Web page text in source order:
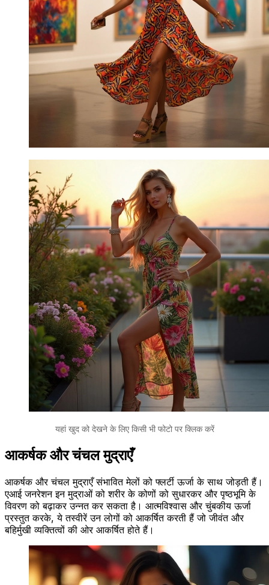
यहां खुद को देखने के लिए किसी भी फोटो पर क्लिक करें
आकर्षक और चंचल मुद्राएँ
आकर्षक और चंचल मुद्राएँ संभावित मेलों को फ्लर्टी ऊर्जा के साथ जोड़ती हैं।
एआई जनरेशन इन मुद्राओं को शरीर के कोणों को सुधारकर और पृष्ठभूमि के
विवरण को बढ़ाकर उन्नत कर सकता है। आत्मविश्वास और चुंबकीय ऊर्जा
प्रस्तुत करके, ये तस्वीरें उन लोगों को आकर्षित करती हैं जो जीवंत और
बहिर्मुखी व्यक्तित्वों की ओर आकर्षित होते हैं।